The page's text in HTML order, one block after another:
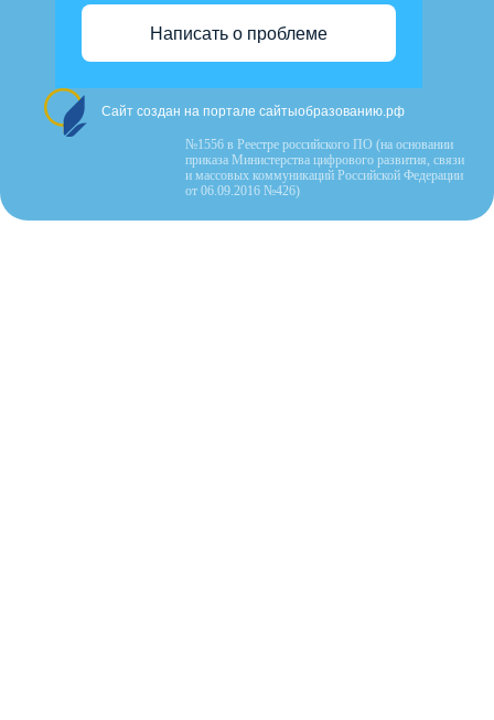
Написать о проблеме
Сайт создан на портале сайтыобразованию.рф
№1556 в Реестре российского ПО (на основании
приказа Министерства цифрового развития, связи
и массовых коммуникаций Российской Федерации
от 06.09.2016 №426)